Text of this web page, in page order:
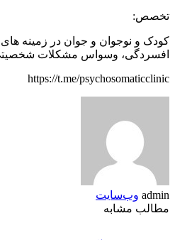
تخصص:
کودک و نوجوان و جوان در زمینه های
افسردگی، وسواس مشکلات
https://t.me/psychosomaticclinic
admin وب‌سایت
مطالب مشابه